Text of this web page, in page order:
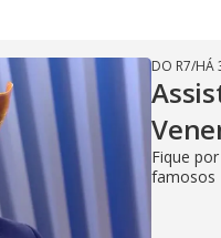
DO R7/HÁ
Fique
famosos